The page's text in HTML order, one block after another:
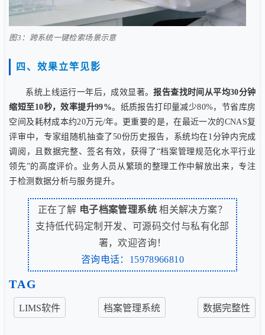
图3：跨系统一键检索场景示意
四、效果立竿见影
系统上线运行一年后，成效显著。报告查找时间从平均30分钟
缩短至10秒，效率提升99%。纸质报告打印量减少80%，节省库房
空间及耗材成本约20万元/年。更重要的是，在最近一次的CNAS复
评审中，专家组随机抽查了50份历史报告，系统均在1分钟内完成
调阅，且数据完整、签名有效，获得了“档案管理规范化水平行业
领先”的高度评价。业务人员从繁琐的整理工作中解放出来，专注
于检测数据分析与服务提升。
正在了解 电子档案管理系统相关解决方案？
支持低代码定制开发、可源码交付与私有化部
署，欢迎咨询！
咨询电话：15978966810
TAG
LIMS软件 档案管理系统 数据完整性